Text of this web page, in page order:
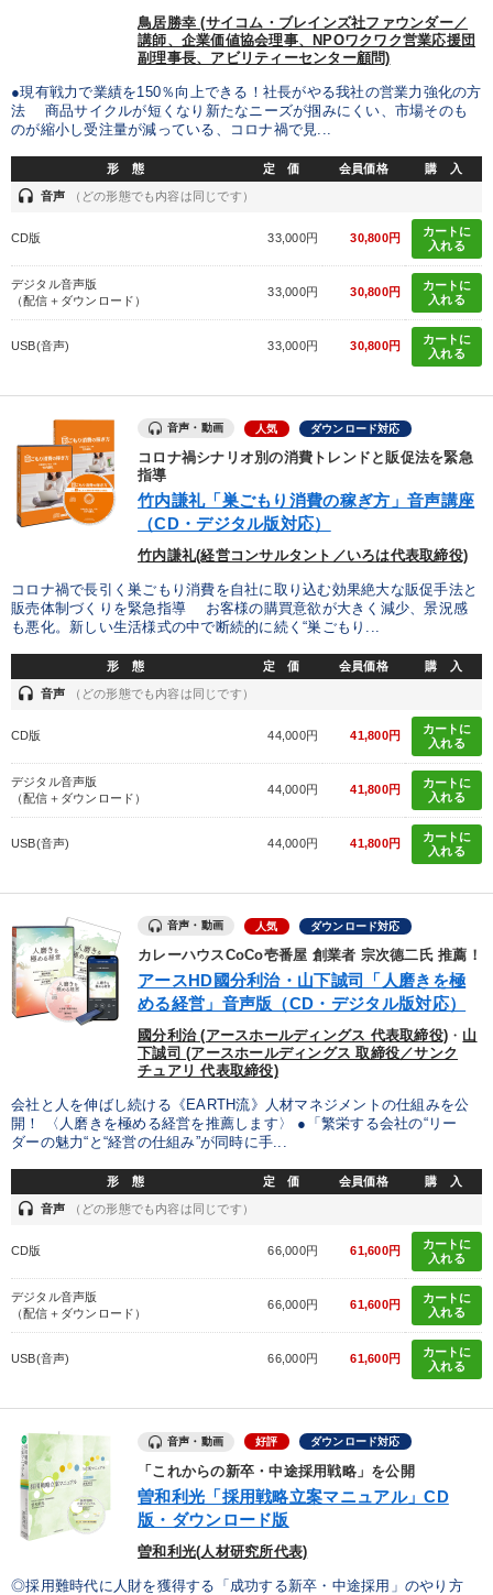
鳥居勝幸 (サイコム・ブレインズ社ファウンダー／
講師、企業価値協会理事、NPOワクワク営業応援団
副理事長、アビリティーセンター顧問)
●現有戦力で業績を150％向上できる！社長がやる我社の営業力強化の方
法 商品サイクルが短くなり新たなニーズが掴みにくい、市場そのも
のが縮小し受注量が減っている、コロナ禍で見...
形 態 定 価 会員価格 購 入
headset 音声 （どの形態でも内容は同じです）
CD版 33,000円 30,800円
カートに
入れる
デジタル音声版
（配信＋ダウンロード）
33,000円 30,800円
カートに
入れる
USB(音声) 33,000円 30,800円
カートに
入れる
音声・動画 人気 ダウンロード対応
コロナ禍シナリオ別の消費トレンドと販促法を緊急
指導
竹内謙礼「巣ごもり消費の稼ぎ方」音声講座
（CD・デジタル版対応）
竹内謙礼(経営コンサルタント／いろは代表取締役)
コロナ禍で長引く巣ごもり消費を自社に取り込む効果絶大な販促手法と
販売体制づくりを緊急指導 お客様の購買意欲が大きく減少、景況感
も悪化。新しい生活様式の中で断続的に続く“巣ごもり...
形 態 定 価 会員価格 購 入
headset 音声 （どの形態でも内容は同じです）
CD版 44,000円 41,800円
カートに
入れる
デジタル音声版
（配信＋ダウンロード）
44,000円 41,800円
カートに
入れる
USB(音声) 44,000円 41,800円
カートに
入れる
音声・動画 人気 ダウンロード対応
カレーハウスCoCo壱番屋 創業者 宗次德二氏 推薦！
アースHD國分利治・山下誠司「人磨きを極
める経営」音声版（CD・デジタル版対応）
國分利治 (アースホールディングス 代表取締役) ・ 山
下誠司 (アースホールディングス 取締役／サンク
チュアリ 代表取締役)
会社と人を伸ばし続ける《EARTH流》人材マネジメントの仕組みを公
開！ 〈人磨きを極める経営を推薦します〉 ●「繁栄する会社の“リー
ダーの魅力“と“経営の仕組み”が同時に手...
形 態 定 価 会員価格 購 入
headset 音声 （どの形態でも内容は同じです）
CD版 66,000円 61,600円
カートに
入れる
デジタル音声版
（配信＋ダウンロード）
66,000円 61,600円
カートに
入れる
USB(音声) 66,000円 61,600円
カートに
入れる
音声・動画 好評 ダウンロード対応
「これからの新卒・中途採用戦略」を公開
曽和利光「採用戦略立案マニュアル」CD
版・ダウンロード版
曽和利光(人材研究所代表)
◎採用難時代に人財を獲得する「成功する新卒・中途採用」のやり方